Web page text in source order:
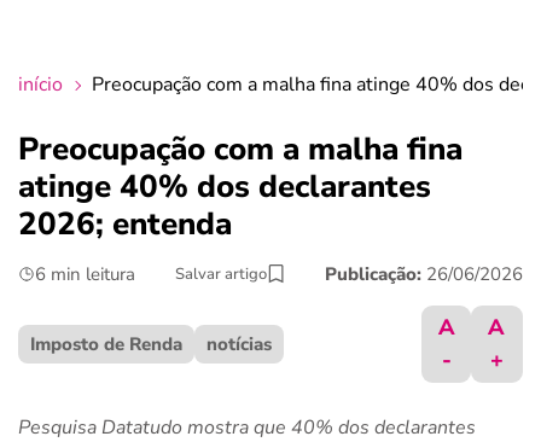
crédito fácil
últimas notícias
início Preocupação com a malha fina atinge 40% dos
Preocupação com a malha fina
atinge 40% dos declarantes
2026; entenda
6 min leitura Salvar artigo Publicação: 26/06/2026
Imposto de Renda notícias
A
-
A
+
Pesquisa Datatudo mostra que 40% dos declarantes